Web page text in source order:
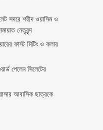
সদরে শহীদ ওয়াসিম ও
নেতৃবৃন্দ
ফাস্ট মিটিং ও কলার
পেলেন সিলেটের
আবাসিক ছাত্রকে